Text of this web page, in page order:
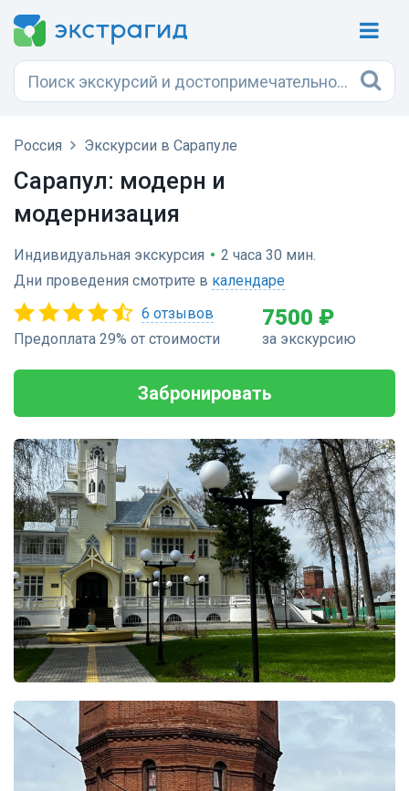
Россия Экскурсии в Сарапуле
Сарапул: модерн и
модернизация
Индивидуальная экскурсия • 2 часа 30 мин.
Дни проведения смотрите в календаре
6 отзывов
Предоплата 29% от стоимости
7500 ₽
за экскурсию
Забронировать